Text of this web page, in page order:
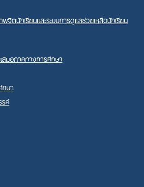
จิตนักเรียนและระบบการดูแลช่วยเหลือนักเรียน
มอภาคทางการศึกษา
ษา
ค์